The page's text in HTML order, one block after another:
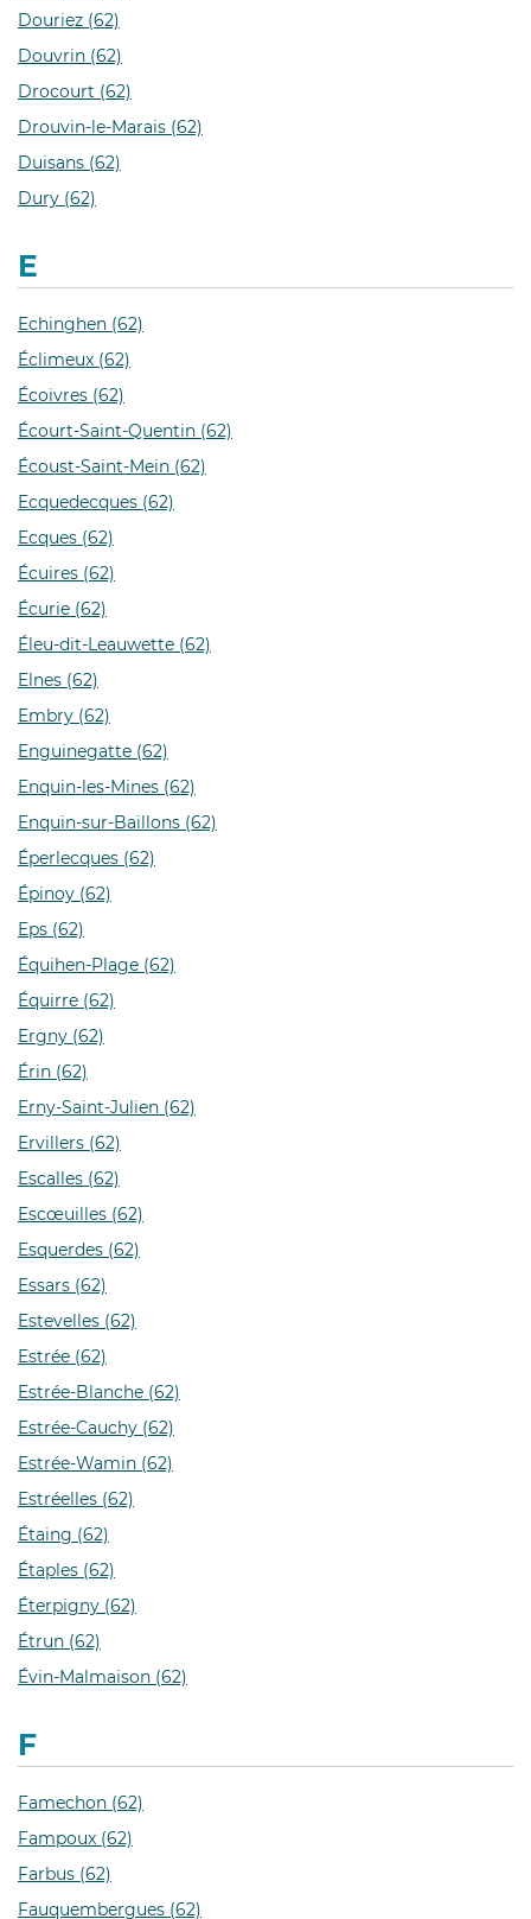
Douriez (62)
Douvrin (62)
Drocourt (62)
Drouvin-le-Marais (62)
Duisans (62)
Dury (62)
E
Echinghen (62)
Éclimeux (62)
Écoivres (62)
Écourt-Saint-Quentin (62)
Écoust-Saint-Mein (62)
Ecquedecques (62)
Ecques (62)
Écuires (62)
Écurie (62)
Éleu-dit-Leauwette (62)
Elnes (62)
Embry (62)
Enguinegatte (62)
Enquin-les-Mines (62)
Enquin-sur-Baillons (62)
Éperlecques (62)
Épinoy (62)
Eps (62)
Équihen-Plage (62)
Équirre (62)
Ergny (62)
Érin (62)
Erny-Saint-Julien (62)
Ervillers (62)
Escalles (62)
Escœuilles (62)
Esquerdes (62)
Essars (62)
Estevelles (62)
Estrée (62)
Estrée-Blanche (62)
Estrée-Cauchy (62)
Estrée-Wamin (62)
Estréelles (62)
Étaing (62)
Étaples (62)
Éterpigny (62)
Étrun (62)
Évin-Malmaison (62)
F
Famechon (62)
Fampoux (62)
Farbus (62)
Fauquembergues (62)